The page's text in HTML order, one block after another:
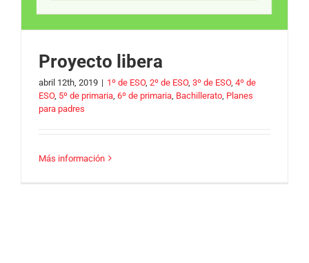
Proyecto libera
abril 12th, 2019 | 1º de ESO, 2º de ESO, 3º de ESO, 4º de
ESO, 5º de primaria 6º de primaria Bachillerato Planes
para padres
Más información